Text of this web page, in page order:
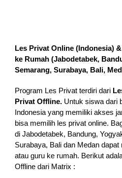
Les Privat Online (Indonesia)
ke Rumah (Jabodetabek,
Semarang, Surabaya, Bali,
Program Les Privat terdiri dari
Privat Offline. Untuk siswa dari
Indonesia yang memiliki akses
bisa memilih les privat online.
di Jabodetabek, Bandung,
Surabaya, Bali dan Medan
atau guru ke rumah. Berikut
Offline dari Matrix :